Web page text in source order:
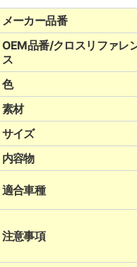
メーカー品番
OEM品番/クロスリファレ
ス
色
素材
サイズ
内容物
適合車種
注意事項